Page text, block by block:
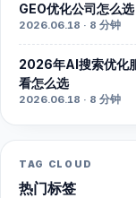
GEO优化公司怎么
2026.06.18 · 8 分钟
2026年AI搜索优化
看怎么选
2026.06.18 · 8 分钟
TAG CLOUD
热门标签